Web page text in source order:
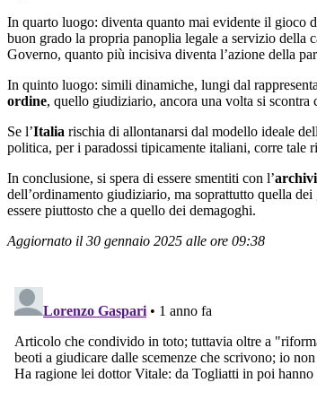
In quarto luogo: diventa quanto mai evidente il gioco
buon grado la propria panoplia legale a servizio della
Governo, quanto più incisiva diventa l’azione della
In quinto luogo: simili dinamiche, lungi dal
ordine, quello giudiziario, ancora una volta si scontra
Se l’Italia rischia di allontanarsi dal modello ideale
politica, per i paradossi tipicamente italiani, corre tale
In conclusione, si spera di essere smentiti con l’
dell’ordinamento giudiziario, ma soprattutto quella
essere piuttosto che a quello dei demagoghi.
Aggiornato il 30 gennaio 2025 alle ore 09:38